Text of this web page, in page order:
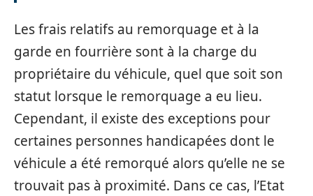
Les frais relatifs au remorquage et à la
garde en fourrière sont à la charge du
propriétaire du véhicule, quel que soit son
statut lorsque le remorquage a eu lieu.
Cependant, il existe des exceptions pour
certaines personnes handicapées dont le
véhicule a été remorqué alors qu’elle ne se
trouvait pas à proximité. Dans ce cas, l’Etat